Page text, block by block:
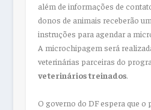
além de informações de
donos de animais receberão
instruções para agendar a
A microchipagem será
veterinárias parceiras do
veterinários treinados.
O governo do DF espera que o